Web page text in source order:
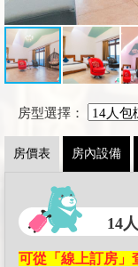
房型選擇：
房價表 房內設備
14
可從「線上訂房」